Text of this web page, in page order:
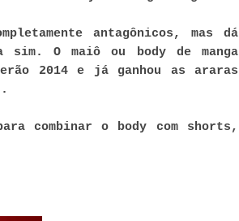
antagônicos, mas dá
O maiô ou body de manga
2014 e já ganhou as araras
combinar o body com shorts,